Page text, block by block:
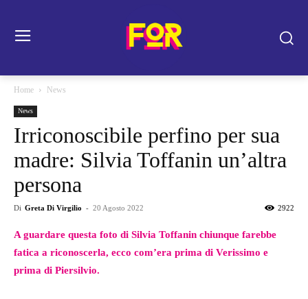
Home News
News
Irriconoscibile perfino per sua
madre: Silvia Toffanin un’altra
persona
Di Greta Di Virgilio - 20 Agosto 2022 2922
A guardare questa foto di Silvia Toffanin chiunque farebbe
fatica a riconoscerla, ecco com’era prima di Verissimo e
prima di Piersilvio.